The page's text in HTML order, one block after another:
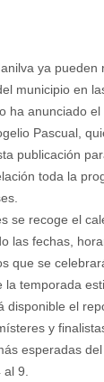
ya pueden
municipio en
ha anunciado
Pascual,
publicación
toda la
se recoge el
las fechas,
que se
la temporada
disponible el
y
esperadas
9.